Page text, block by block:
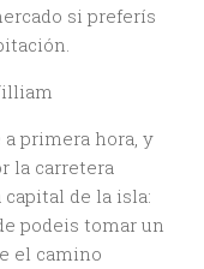
si preferís
primera hora, y
la carretera
de la isla:
podeis tomar un
el camino